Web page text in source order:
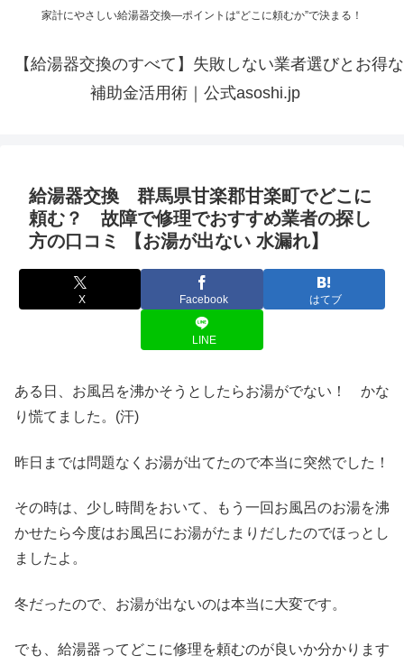
家計にやさしい給湯器交換—ポイントは“どこに頼むか”で決まる！
【給湯器交換のすべて】失敗しない業者選びとお得な
補助金活用術｜公式asoshi.jp
給湯器交換 群馬県甘楽郡甘楽町でどこに
頼む？ 故障で修理でおすすめ業者の探し
方の口コミ 【お湯が出ない 水漏れ】
X Facebook はてブ
LINE
ある日、お風呂を沸かそうとしたらお湯がでない！ かな
り慌てました。(汗)
昨日までは問題なくお湯が出てたので本当に突然でした！
その時は、少し時間をおいて、もう一回お風呂のお湯を沸
かせたら今度はお風呂にお湯がたまりだしたのでほっとし
ましたよ。
冬だったので、お湯が出ないのは本当に大変です。
でも、給湯器ってどこに修理を頼むのが良いか分かります